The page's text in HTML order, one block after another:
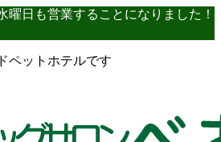
曜日も営業することになりました！
ペットホテルです